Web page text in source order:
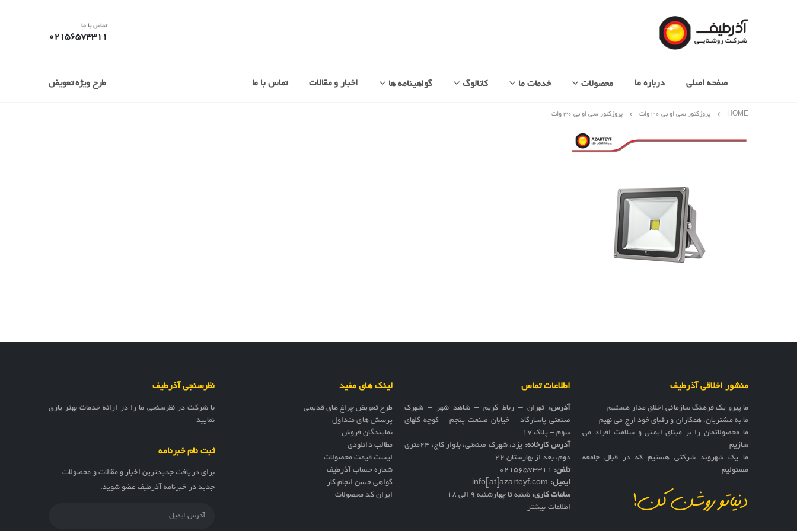
تماس با ما
02156573311
صفحه اصلی درباره ما محصولات خدمات ما کاتالوگ گواهینامه ها اخبار و مقالات تماس با ما طرح ویژه تعویض
HOME پروژکتور سی او بی 30 وات پروژکتور سی او بی ۳۰ وات
منشور اخلاقی آذرطیف
ما پیرو یک فرهنگ سازمانی اخلاق مدار هستیم
ما به مشتریان، همکاران و رقبای خود ارج می نهیم
ما محصولاتمان را بر مبنای ایمنی و سلامت افراد می
سازیم
ما یک شهروند شرکتی هستیم که در قبال جامعه
مسئولیم
دنیاتو روشن کن!
اطلاعات تماس
آدرس: تهران – رباط کریم – شاهد شهر – شهرک
صنعتی پاسارگاد – خیابان صنعت پنجم – کوچه گلهای
سوم – پلاک 17
آدرس کارخانه:
یزد، شهرک صنعتی، بلوار کاج، ۲۴متری
دوم، بعد از بهارستان ۲۲
تلفن: 02156573311
ایمیل: info[at]azarteyf.com
ساعات کاری: شنبه تا چهارشنبه 9 الی 18
اطلاعات بیشتر
لینک های مفید
طرح تعویض چراغ های قدیمی
پرسش های متداول
نمایندگان فروش
مطالب دانلودی
لیست قیمت محصولات
شماره حساب آذرطیف
گواهی حسن انجام کار
ایران کد محصولات
نظرسنجی آذرطیف
با شرکت در نظرسنجی ما را در ارائه خدمات بهتر یاری
نمایید
ثبت نام خبرنامه
برای دریافت جدیدترین اخبار و مقالات و محصولات
جدید در خبرنامه آذرطیف عضو شوید.